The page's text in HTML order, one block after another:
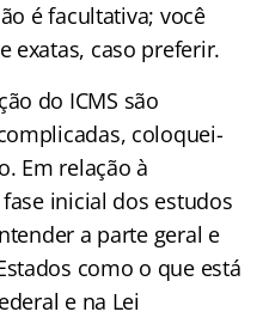
é facultativa; você
exatas, caso preferir.
do ICMS são
coloquei-
Em relação à
inicial dos estudos
a parte geral e
como o que está
e na Lei